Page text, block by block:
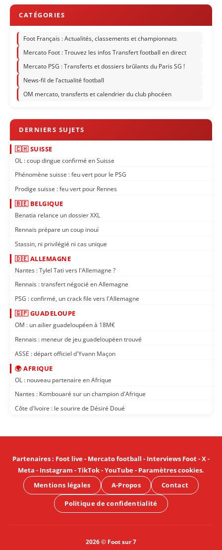
Foot Français : Actualités, classements et championnats
Mercato Foot : Trouvez les infos Transfert football en direct
Mercato PSG : Transferts et dossiers brûlants du Paris SG !
News-fil de l’actualité football
OM mercato, transferts et calendrier du club phocéen
🇨🇭 SUISSE
OL : coup dingue confirmé en Suisse
Phénomène suisse : feu vert pour le PSG
Prodige suisse : feu vert pour Rennes
🇧🇪 BELGIQUE
Benatia relance un dossier XXL
Rennais prépare un coup inouï
Stassin, ni privilégié ni cas unique
🇩🇪 ALLEMAGNE
Nantes : Tylel Tati vers l'Allemagne ?
Rennais : transfert négocié en Allemagne
PSG : confirmé, un crack file vers l'Allemagne
🇬🇵 GUADELOUPE
OM : un ailier guadeloupéen à 18M€
Rennais : meneur de jeu guadeloupéen trouvé
ASSE : départ officiel d'Yvann Maçon
🌍 AFRIQUE
OL : nouveau partenaire en Afrique
Nantes : Kombouaré sur un champion d'Afrique
Côte d'Ivoire : le sourire de Désiré Doué
Partenaires: Foot live- Mercato football - Interviews Foot-X-
Meta - Instagram -TikTok-YouTube- Paramètres cookies.
Mentions légales
A-Propos Contact
Politique de confidentialité
2026 © Foot sur 7